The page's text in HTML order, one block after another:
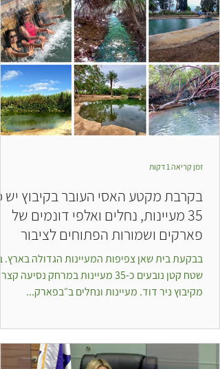
בקרבת מקטע האסי העובר בקיבוץ יש
35 מעיינות, נחלים ואלפי דונמים של
פארקים ושמורות הפתוחים לציבור
בבקעת בית שאן צפיפות המעיינות הגדולה
שטח קטן נובעים כ-35 מעיינות במרחק נסיעה קצר
מקיבוץ ניר דוד. מעיינות ונחלים ב״בפארק...
זמן קריאה 1 דקות